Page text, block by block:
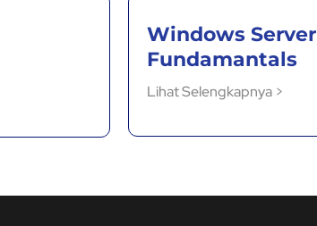
Windows Server
Fundamantals
Lihat Selengkapnya >